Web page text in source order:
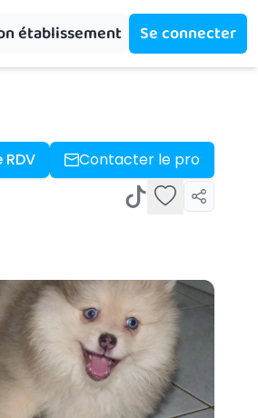
établissement Se connecter
RDV Contacter le pro